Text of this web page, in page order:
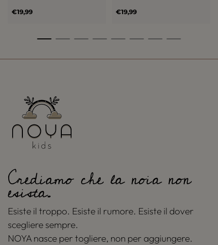
Prezzo
€19,99
Prezzo
€19,99
Crediamo che la noia non
esista.
Esiste il troppo. Esiste il rumore. Esiste il dover
scegliere sempre.
NOYA nasce per togliere, non per aggiungere.